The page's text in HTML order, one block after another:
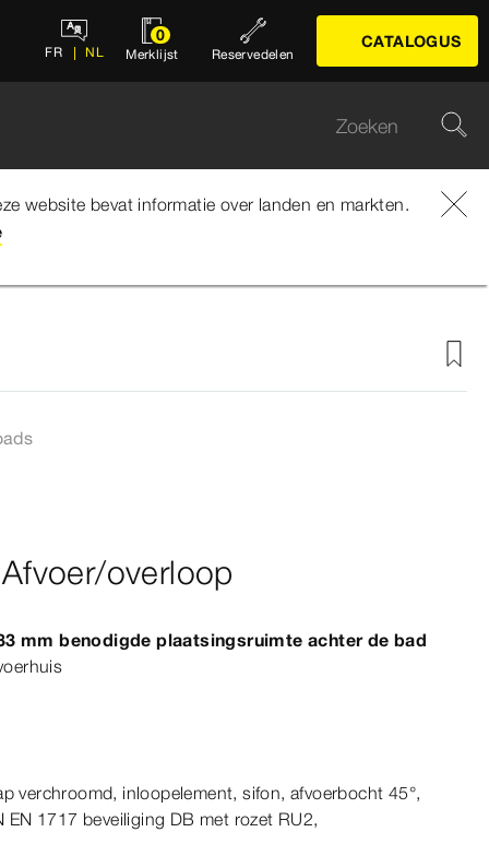
FR NL
0
Merklijst Reservedelen
CATALOGUS
website bevat informatie over landen en markten.
F-Afvoer/overloop
overloop
mm benodigde plaatsingsruimte achter de bad
verchroomd, inloopelement, sifon, afvoerbocht 45°,
EN 1717 beveiliging DB met rozet RU2,